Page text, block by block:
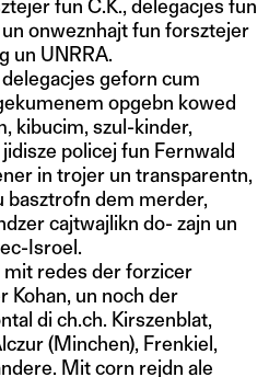
fun C.K., delegacjes fun
onweznhajt fun forsztejer
un UNRRA.
geforn cum
opgebn kowed
kibucim, szul-kinder,
policej fun Fernwald
in trojer un transparentn,
basztrofn dem merder,
cajtwajlikn do- zajn un
Isroel.
mit redes der forzicer
Kohan, un noch der
di ch.ch. Kirszenblat,
(Minchen), Frenkiel,
Mit corn rejdn ale